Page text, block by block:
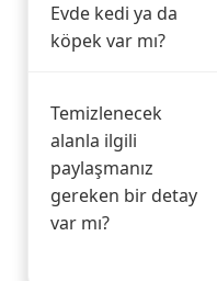
Evde kedi ya da
köpek var mı?
Temizlenecek
alanla ilgili
paylaşmanız
gereken bir detay
var mı?